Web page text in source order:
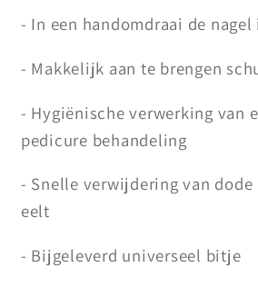
- In een handomdraai de
- Makkelijk aan te brengen
- Hygiënische verwerking van
pedicure behandeling
- Snelle verwijdering van
eelt
- Bijgeleverd universeel bitje